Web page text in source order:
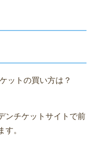
ットの買い方は？
ンチケットサイトで前
す。